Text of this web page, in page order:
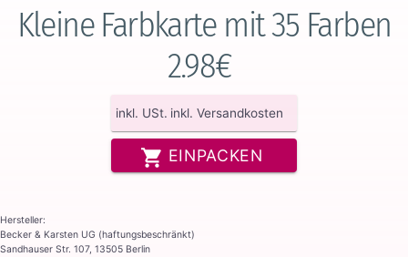
Kleine Farbkarte mit 35 Farben
2.98€
inkl. USt. inkl. Versandkosten
EINPACKEN
Hersteller:
Becker & Karsten UG (haftungsbeschränkt)
Sandhauser Str. 107, 13505 Berlin